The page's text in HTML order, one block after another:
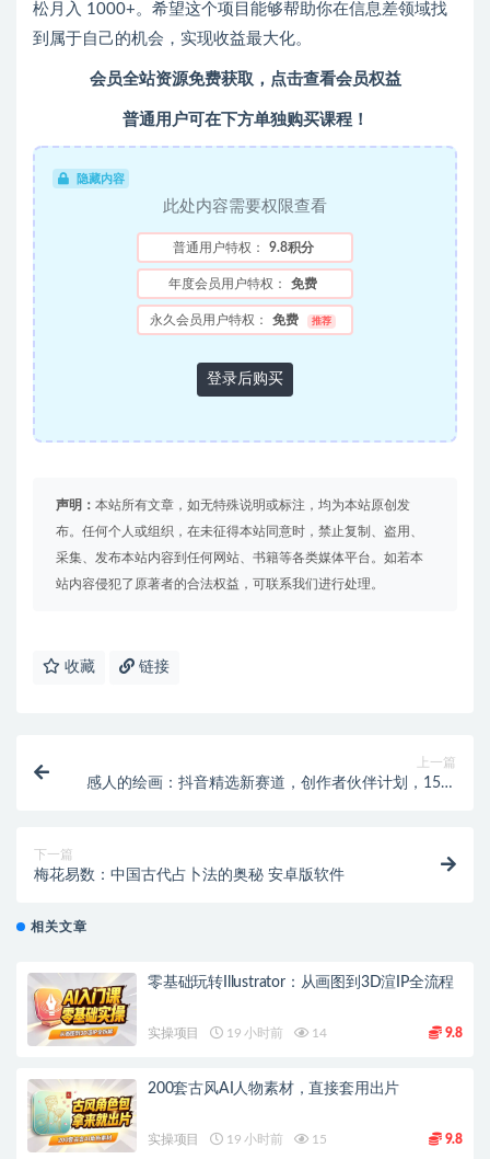
松月入 1000+。希望这个项目能够帮助你在信息差领域找
到属于自己的机会，实现收益最大化。
会员全站资源免费获取，点击查看会员权益
普通用户可在下方单独购买课程！
隐藏内容
此处内容需要权限查看
普通用户特权： 9.8积分
年度会员用户特权： 免费
永久会员用户特权： 免费 推荐
登录后购买
声明： 本站所有文章，如无特殊说明或标注，均为本站原创发
布。任何个人或组织，在未征得本站同意时，禁止复制、盗用、
采集、发布本站内容到任何网站、书籍等各类媒体平台。如若本
站内容侵犯了原著者的合法权益，可联系我们进行处理。
收藏 链接
上一篇
感人的绘画：抖音精选新赛道，创作者伙伴计划，15分
下一篇
梅花易数：中国古代占卜法的奥秘 安卓版软件
相关文章
零基础玩转Illustrator：从画图到3D渲IP全流程
实操项目 19 小时前 14 9.8
200套古风AI人物素材，直接套用出片
实操项目 19 小时前 15 9.8